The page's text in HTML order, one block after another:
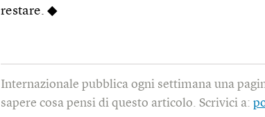
restare. ◆
Internazionale pubblica ogni settimana una
sapere cosa pensi di questo articolo. Scrivici a: